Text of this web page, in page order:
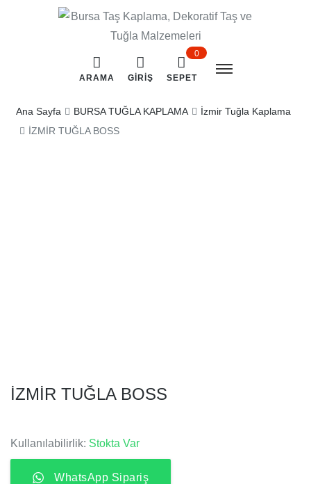
ARAMA GIRIŞ
0
SEPET
Ana Sayfa BURSA TUĞLA KAPLAMA
İzmir Tuğla Kaplama
İZMİR TUĞLA BOSS
İZMİR TUĞLA BOSS
Kullanılabilirlik: Stokta Var
WhatsApp Sipariş